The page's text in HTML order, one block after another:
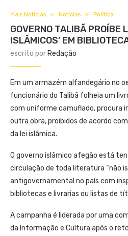
Mais Notícias Notícias Política
GOVERNO TALIBÃ PROÍBE
ISLÂMICOS’ EM
escrito por Redação
Em um armazém alfandegário no
funcionário do Talibã folheia um
com uniforme camuflado, procura
outra obra, proibidos de acordo
da lei islâmica.
O governo islâmico afegão está
circulação de toda literatura “não
antigovernamental no país com
bibliotecas e livrarias ou listas de
A campanha é liderada por uma
da Informação e Cultura após o